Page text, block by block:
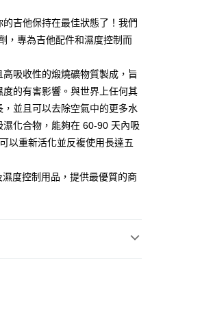
中國信託商業銀行
永豐商業銀行
中國信託商業銀行
遠東國際商業銀行
永豐商業銀行
款」的支付方式。 讓您購物簡單
可結帳。
」後，將跳轉至「AFTEE先享後
簡訊。
簡訊中的連結，可透過四大超商
運費
吉他保持在最佳狀態了！我們
，專為吉他配件和濕度控制而
吸收性的煅燒礦物質製成，旨
的有害影響。與世界上任何其
並且可以去除空氣中的更多水
化合物，能夠在 60-90 天內吸
以重新活化並反複使用長達五
度控制用品，提供最優質的商